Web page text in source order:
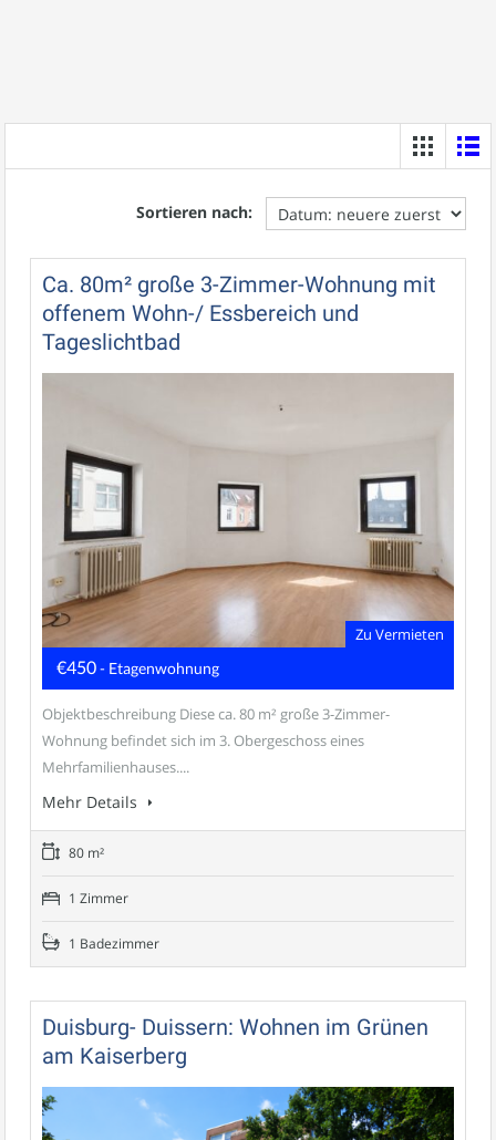
Sortieren nach:
Ca. 80m² große 3-Zimmer-Wohnung mit
offenem Wohn-/ Essbereich und
Tageslichtbad
Zu Vermieten
€450- Etagenwohnung
Objektbeschreibung Diese ca. 80 m² große 3-Zimmer-
Wohnung befindet sich im 3. Obergeschoss eines
Mehrfamilienhauses....
Mehr Details
80 m²
1 Zimmer
1 Badezimmer
Duisburg- Duissern: Wohnen im Grünen
am Kaiserberg